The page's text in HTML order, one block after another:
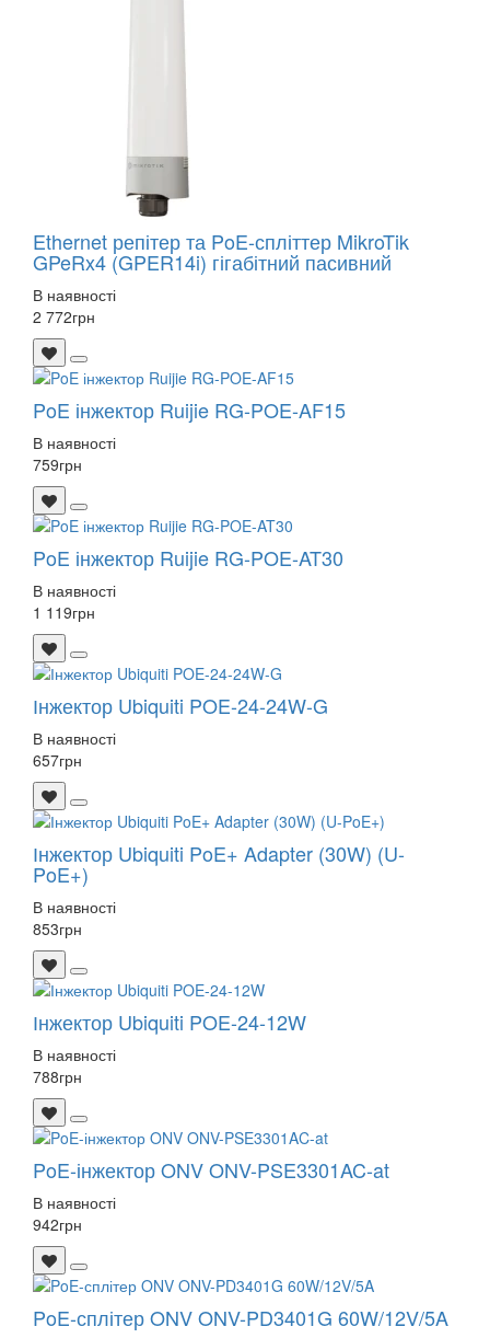
Ethernet репітер та PoE-спліттер MikroTik
GPeRx4 (GPER14i) гігабітний пасивний
В наявності
2 772грн
PoE інжектор Ruijie RG-POE-AF15
В наявності
759грн
PoE інжектор Ruijie RG-POE-AT30
В наявності
1 119грн
Інжектор Ubiquiti POE-24-24W-G
В наявності
657грн
Інжектор Ubiquiti PoE+ Adapter (30W) (U-
PoE+)
В наявності
853грн
Інжектор Ubiquiti POE-24-12W
В наявності
788грн
PoE-інжектор ONV ONV-PSE3301AC-at
В наявності
942грн
PoE-сплітер ONV ONV-PD3401G 60W/12V/5A